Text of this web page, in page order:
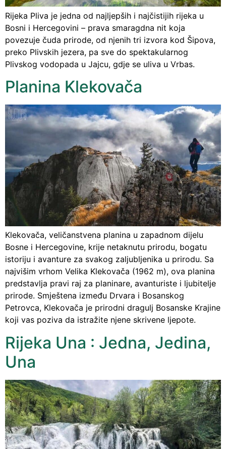
Rijeka Pliva je jedna od najljepših i najčistijih rijeka u
Bosni i Hercegovini – prava smaragdna nit koja
povezuje čuda prirode, od njenih tri izvora kod Šipova,
preko Plivskih jezera, pa sve do spektakularnog
Plivskog vodopada u Jajcu, gdje se uliva u Vrbas.
Planina Klekovača
Klekovača, veličanstvena planina u zapadnom dijelu
Bosne i Hercegovine, krije netaknutu prirodu, bogatu
istoriju i avanture za svakog zaljubljenika u prirodu. Sa
najvišim vrhom Velika Klekovača (1962 m), ova planina
predstavlja pravi raj za planinare, avanturiste i ljubitelje
prirode. Smještena između Drvara i Bosanskog
Petrovca, Klekovača je prirodni dragulj Bosanske Krajine
koji vas poziva da istražite njene skrivene ljepote.
Rijeka Una : Jedna, Jedina,
Una